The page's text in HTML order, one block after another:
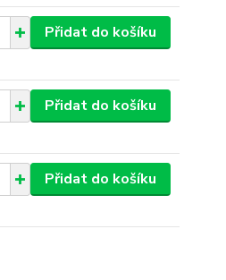
Přidat do košíku
Přidat do košíku
Přidat do košíku